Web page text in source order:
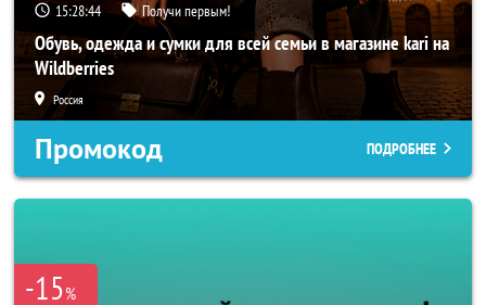
15:28:42 Получи первым!
Обувь, одежда и сумки для всей семьи в магазине kari на
Wildberries
Россия
Промокод ПОДРОБНЕЕ
-15%